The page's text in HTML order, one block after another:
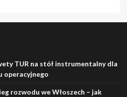
TUR na stół instrumentalny dla
operacyjnego
rozwodu we Włoszech – jak